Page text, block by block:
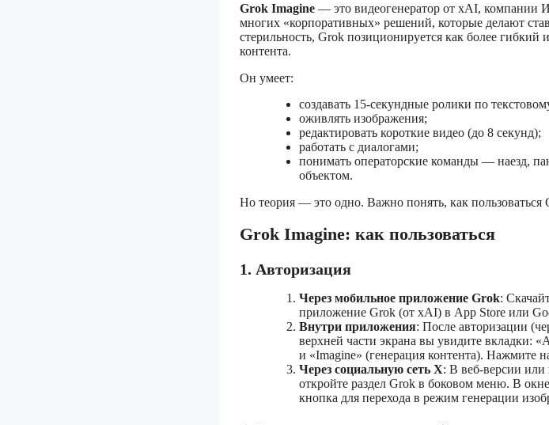
Grok Imagine — это видеогенератор от xAI, компании
многих «корпоративных» решений, которые делают
стерильность, Grok позиционируется как более гибкий
контента.
Он умеет:
создавать 15-секундные ролики по
оживлять изображения;
редактировать короткие видео (до 8 секунд);
работать с диалогами;
понимать операторские команды — наезд,
объектом.
Но теория — это одно. Важно понять, как пользоваться
Grok Imagine: как пользоваться
1. Авторизация
Через мобильное приложение Grok:
приложение Grok (от xAI) в App Store или
Внутри приложения: После авторизации
верхней части экрана вы увидите вкладки:
и «Imagine» (генерация контента). Нажмите
Через социальную сеть X: В веб-версии
откройте раздел Grok в боковом меню. В
кнопка для перехода в режим генерации